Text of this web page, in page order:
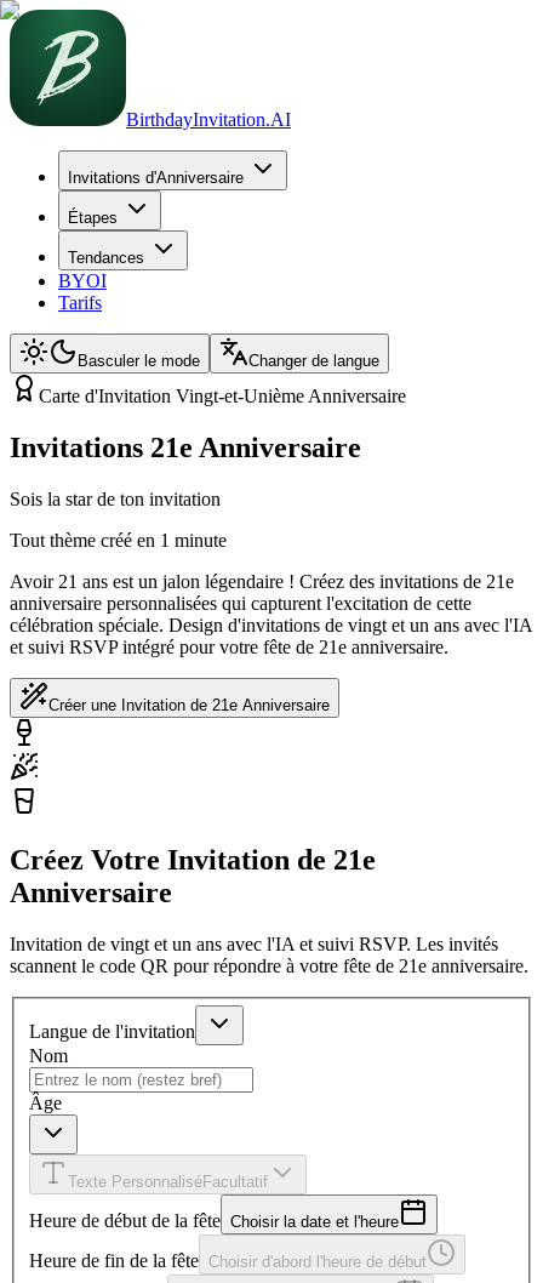
BirthdayInvitation.AI
Invitations d'Anniversaire
Étapes
Tendances
BYOI
Tarifs
Basculer le mode Changer de langue
Carte d'Invitation Vingt-et-Unième Anniversaire
Invitations 21e Anniversaire
Sois la star de ton invitation
Tout thème créé en 1 minute
Avoir 21 ans est un jalon légendaire ! Créez des invitations de 21e
anniversaire personnalisées qui capturent l'excitation de cette
célébration spéciale. Design d'invitations de vingt et un ans avec l'IA
et suivi RSVP intégré pour votre fête de 21e anniversaire.
Créer une Invitation de 21e Anniversaire
Créez Votre Invitation de 21e
Anniversaire
Invitation de vingt et un ans avec l'IA et suivi RSVP. Les invités
scannent le code QR pour répondre à votre fête de 21e anniversaire.
Langue de l'invitation
Nom
Âge
Texte PersonnaliséFacultatif
Heure de début de la fête Choisir la date et l'heure
Heure de fin de la fête Choisir d'abord l'heure de début